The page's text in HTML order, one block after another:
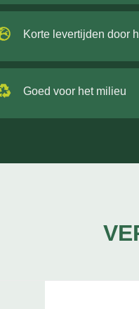
Korte levertijden door
Goed voor het milieu